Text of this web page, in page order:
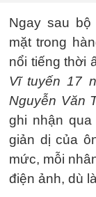
Ngay sau
mặt trong
nổi tiếng thời
Vĩ tuyến 17
Nguyễn Văn
ghi nhận
giản dị của
mức, mỗi
điện ảnh, dù